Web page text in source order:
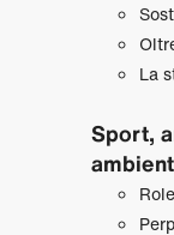
La
Sport,